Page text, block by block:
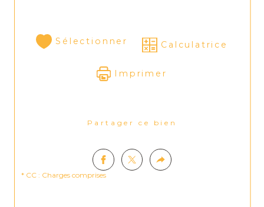
Sélectionner Calculatrice
Imprimer
Partager ce bien
* CC : Charges comprises